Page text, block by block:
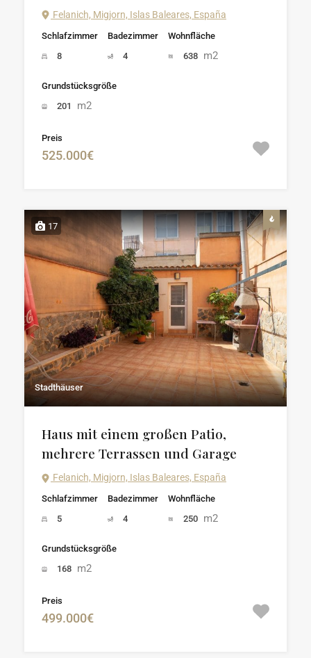
Felanich, Migjorn, Islas Baleares, España
Schlafzimmer
8
Badezimmer
4
Wohnfläche
638 m2
Grundstücksgröße
201
m2
Preis
525.000€
17
Stadthäuser
Haus mit einem großen Patio,
mehrere Terrassen und Garage
Felanich, Migjorn, Islas Baleares, España
Schlafzimmer
5
Badezimmer
4
Wohnfläche
250 m2
Grundstücksgröße
168 m2
Preis
499.000€